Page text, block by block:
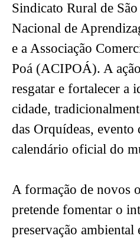
Sindicato Rural de
Nacional de
e a Associação
Poá (ACIPOÁ). A
resgatar e fortalecer a
cidade,
das Orquídeas, evento
calendário oficial do
A formação de novos
pretende fomentar o
preservação